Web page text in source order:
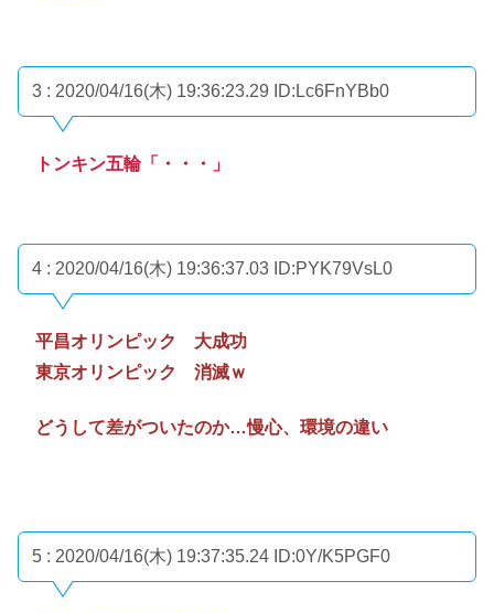
3 : 2020/04/16(木) 19:36:23.29 ID:Lc6FnYBb0
トンキン五輪「・・・」
4 : 2020/04/16(木) 19:36:37.03 ID:PYK79VsL0
平昌オリンピック 大成功
東京オリンピック 消滅ｗ
どうして差がついたのか…慢心、環境の違い
5 : 2020/04/16(木) 19:37:35.24 ID:0Y/K5PGF0